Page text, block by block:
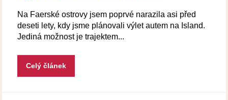
Na Faerské ostrovy jsem poprvé narazila asi před
deseti lety, kdy jsme plánovali výlet autem na Island.
Jediná možnost je trajektem...
Celý článek